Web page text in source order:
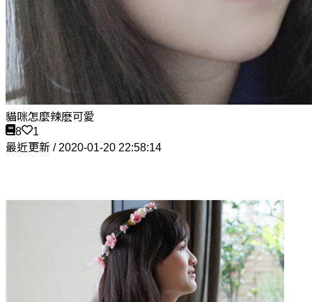
貓咪怎麼辣麽可愛
8
1
最近更新 / 2020-01-20 22:58:14